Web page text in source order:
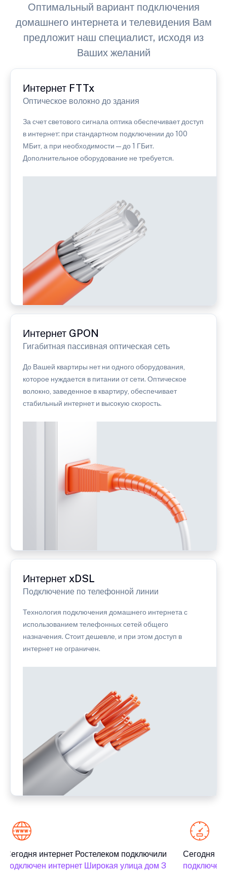
Оптимальный вариант подключения
домашнего интернета и телевидения Вам
предложит наш специалист, исходя из
Ваших желаний
Интернет FTTx
Оптическое волокно до здания
За счет светового сигнала оптика обеспечивает доступ
в интернет: при стандартном подключении до 100
МБит, а при необходимости — до 1 ГБит.
Дополнительное оборудование не требуется.
Интернет GPON
Гигабитная пассивная оптическая сеть
До Вашей квартиры нет ни одного оборудования,
которое нуждается в питании от сети. Оптическое
волокно, заведенное в квартиру, обеспечивает
стабильный интернет и высокую скорость.
Интернет xDSL
Подключение по телефонной линии
Технология подключения домашнего интернета с
использованием телефонных сетей общего
назначения. Стоит дешевле, и при этом доступ в
интернет не ограничен.
Сегодня интернет Ростелеком подключили
подключен интернет Широкая улица дом 3
Сегодня
подключен